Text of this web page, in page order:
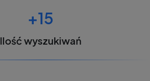
+15
Ilość wyszukiwań